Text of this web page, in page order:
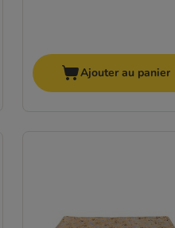
Ajouter au panier